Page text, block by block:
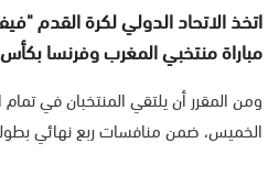
اتخذ الاتحاد الدولي لكرة القدم
مباراة منتخبي المغرب وفرنسا بكأس
ومن المقرر أن يلتقي المنتخبان في
الخميس، ضمن منافسات ربع نهائي